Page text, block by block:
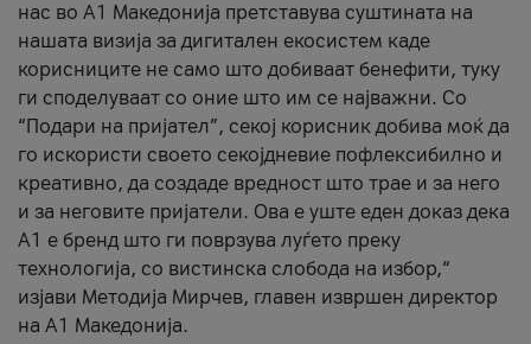
нас во А1 Македонија претставува суштината на
нашата визија за дигитален екосистем каде
корисниците не само што добиваат бенефити, туку
ги споделуваат со оние што им се најважни. Со
“Подари на пријател”, секој корисник добива моќ да
го искористи своето секојдневие пофлексибилно и
креативно, да создаде вредност што трае и за него
и за неговите пријатели. Ова е уште еден доказ дека
А1 е бренд што ги поврзува луѓето преку
технологија, со вистинска слобода на избор,“
изјави Методија Мирчев, главен извршен директор
на А1 Македонија.